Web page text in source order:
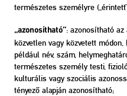
természetes személyre
„azonosítható”: azonosítható
közvetlen vagy közvetett
például név, szám,
természetes személy testi,
kulturális vagy szociális
tényező alapján azonosítható;